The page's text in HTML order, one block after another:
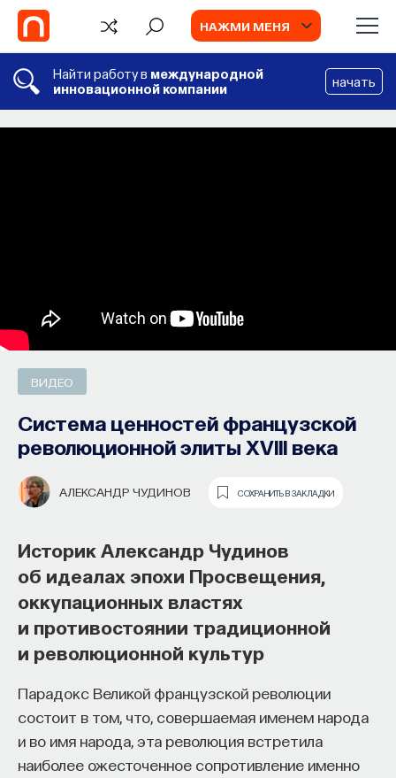
НАЖМИ МЕНЯ
Найти работу в международной
инновационной компании
начать
ВИДЕО
Система ценностей французской
революционной элиты XVIII века
АЛЕКСАНДР ЧУДИНОВ СОХРАНИТЬ В ЗАКЛАДКИ
Историк Александр Чудинов
об идеалах эпохи Просвещения,
оккупационных властях
и противостоянии традиционной
и революционной культур
Парадокс Великой французской революции
состоит в том, что, совершаемая именем народа
и во имя народа, эта революция встретила
наиболее ожесточенное сопротивление именно
СОБЫТИЯ
ВЯЧЕСЛАВ ДУБЫНИН СОХРАНИТЬ В ЗАКЛАДКИ
Как наши память, потребности,
эмоции, внимание, воля связаны
с передачей сигналов
Как устроена наша нервная система
на структурном, клеточном и молекулярном
уровнях? В чем состоит роль нейромедиаторов